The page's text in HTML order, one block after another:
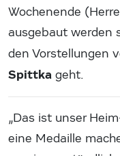
Wochenende
ausgebaut werden
den Vorstellungen
Spittka geht.
„Das ist unser
eine Medaille